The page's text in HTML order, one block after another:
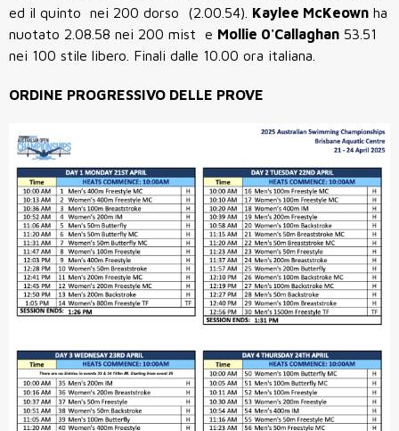
ed il quinto nei 200 dorso (2.00.54). Kaylee McKeown ha
nuotato 2.08.58 nei 200 mist e Mollie 0'Callaghan 53.51
nei 100 stile libero. Finali dalle 10.00 ora italiana.
ORDINE PROGRESSIVO DELLE PROVE